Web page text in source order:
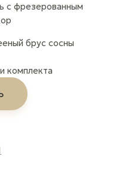
с фрезерованным
брус сосны
комплекта